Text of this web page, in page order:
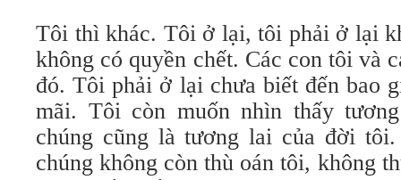
Tôi thì khác. Tôi ở lại, tôi phải ở lại
không có quyền chết. Các con tôi và
đó. Tôi phải ở lại chưa biết đến bao
mãi. Tôi còn muốn nhìn thấy
chúng cũng là tương lai của đời
chúng không còn thù oán tôi, không